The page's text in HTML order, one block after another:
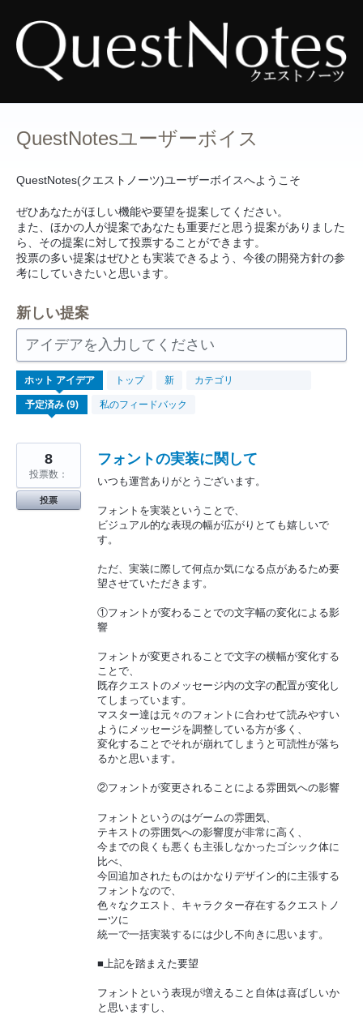
ン
テ
ン
ツ
QuestNotesユーザーボイス
QuestNotes(クエストノーツ)ユーザーボイスへようこそ
ぜひあなたがほしい機能や要望を提案してください。
また、ほかの人が提案であなたも重要だと思う提案がありました
ら、その提案に対して投票することができます。
投票の多い提案はぜひとも実装できるよう、今後の開発方針の参
考にしていきたいと思います。
新しい提案
アイデアを入力してください
ホット アイデア トップ 新 カテゴリ
私のフィードバック
9
見
つ
結
フォントの実装に関して
いつも運営ありがとうございます。
フォントを実装ということで、
ビジュアル的な表現の幅が広がりとても嬉しいで
す。
ただ、実装に際して何点か気になる点があるため要
望させていただきます。
①フォントが変わることでの文字幅の変化による影
響
フォントが変更されることで文字の横幅が変化する
ことで、
既存クエストのメッセージ内の文字の配置が変化し
てしまっています。
マスター達は元々のフォントに合わせて読みやすい
ようにメッセージを調整している方が多く、
変化することでそれが崩れてしまうと可読性が落ち
るかと思います。
②フォントが変更されることによる雰囲気への影響
フォントというのはゲームの雰囲気、
テキストの雰囲気への影響度が非常に高く、
今までの良くも悪くも主張しなかったゴシック体に
比べ、
今回追加されたものはかなりデザイン的に主張する
フォントなので、
色々なクエスト、キャラクター存在するクエストノ
ーツに
統一で一括実装するには少し不向きに思います。
■上記を踏まえた要望
フォントという表現が増えること自体は喜ばしいか
と思いますし、
8
投票数：
投票